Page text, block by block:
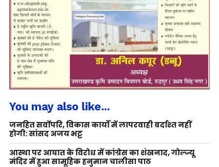
You may also like...
जनहित सर्वोपरि, विकास कार्यों में लापरवाही बर्दाश्त नहीं
होगी: सांसद अजय भट्ट
आस्था पर आघात के विरोध में कांग्रेस का शंखनाद, गोल्ज्यू
मंदिर में हुआ सामूहिक हनुमान चालीसा पाठ